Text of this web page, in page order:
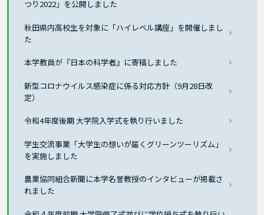
つり2022」を公開しました
秋田県内高校生を対象に「ハイレベル講座」を開催しまし
た
本学教員が『日本の科学者』に寄稿しました
新型コロナウイルス感染症に係る対応方針（9月28日改
定）
令和4年度後期 大学院入学式を執り行いました
学生交流事業「大学生の想いが届くグリーンツーリズム」
を実施しました
農業協同組合新聞に本学名誉教授のインタビューが掲載さ
れました